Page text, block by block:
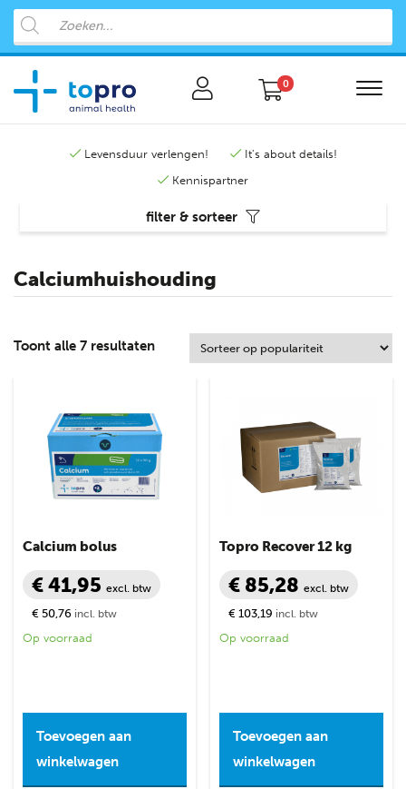
0
Levensduur verlengen!
It's about details!
Kennispartner
Calciumhuishouding
Toont alle 7 resultaten
Calcium bolus
€ 41,95 excl. btw
€ 50,76 incl. btw
Op voorraad
Toevoegen aan
winkelwagen
Topro Recover 12 kg
€ 85,28excl. btw
€ 103,19 incl. btw
Op voorraad
Toevoegen aan
winkelwagen
filter & sorteer